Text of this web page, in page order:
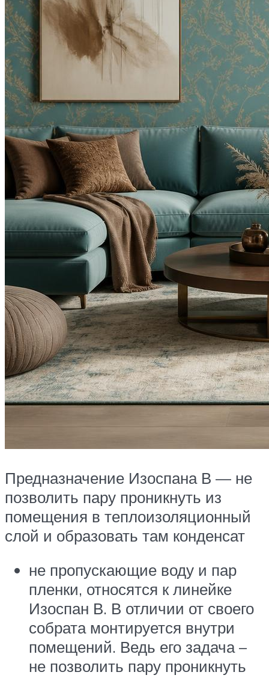
Предназначение Изоспана В — не
позволить пару проникнуть из
помещения в теплоизоляционный
слой и образовать там конденсат
не пропускающие воду и пар
пленки, относятся к линейке
Изоспан В. В отличии от своего
собрата монтируется внутри
помещений. Ведь его задача –
не позволить пару проникнуть